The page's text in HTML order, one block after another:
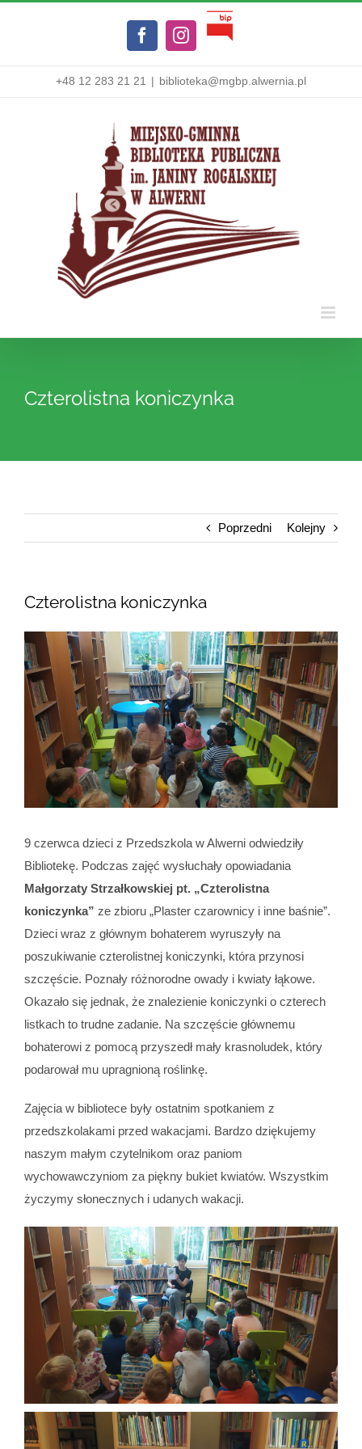
FacebookInstagram
Biuletyn
+48 12 283 21 21 | biblioteka@mgbp.alwernia.pl
Czterolistna koniczynka
Poprzedni Kolejny
Czterolistna koniczynka
Pokaż
większy
obrazek
9 czerwca dzieci z Przedszkola w Alwerni odwiedziły
Bibliotekę. Podczas zajęć wysłuchały opowiadania
Małgorzaty Strzałkowskiej pt. „Czterolistna
koniczynka” ze zbioru „Plaster czarownicy i inne baśnie”.
Dzieci wraz z głównym bohaterem wyruszyły na
poszukiwanie czterolistnej koniczynki, która przynosi
szczęście. Poznały różnorodne owady i kwiaty łąkowe.
Okazało się jednak, że znalezienie koniczynki o czterech
listkach to trudne zadanie. Na szczęście głównemu
bohaterowi z pomocą przyszedł mały krasnoludek, który
podarował mu upragnioną roślinkę.
Zajęcia w bibliotece były ostatnim spotkaniem z
przedszkolakami przed wakacjami. Bardzo dziękujemy
naszym małym czytelnikom oraz paniom
wychowawczyniom za piękny bukiet kwiatów. Wszystkim
życzymy słonecznych i udanych wakacji.